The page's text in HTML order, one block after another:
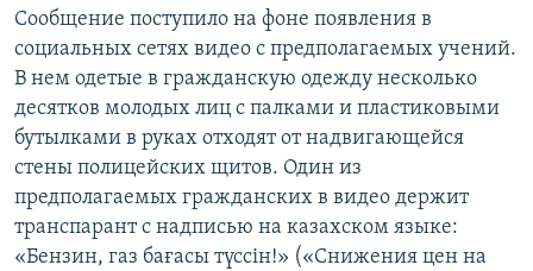
Сообщение поступило на фоне появления в
социальных сетях видео с предполагаемых учений.
В нем одетые в гражданскую одежду несколько
десятков молодых лиц с палками и пластиковыми
бутылками в руках отходят от надвигающейся
стены полицейских щитов. Один из
предполагаемых гражданских в видео держит
транспарант с надписью на казахском языке:
«Бензин, газ бағасы түссін!» («Снижения цен на